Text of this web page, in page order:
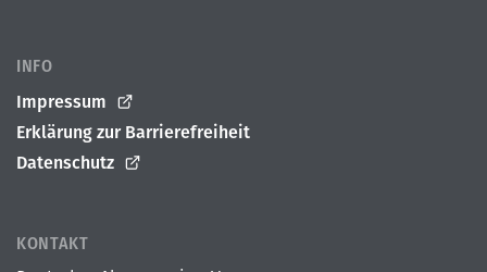
INFO
Impressum
Erklärung zur Barrierefreiheit
Datenschutz
KONTAKT